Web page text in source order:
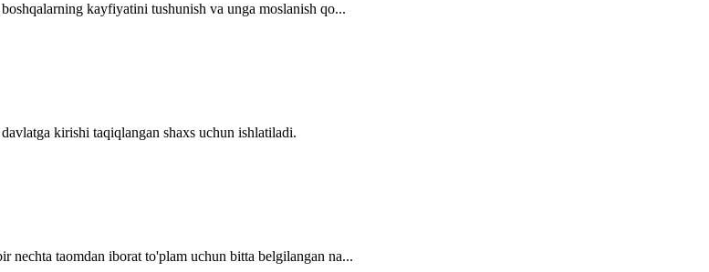
kayfiyatini tushunish va unga moslanish qo...
kirishi taqiqlangan shaxs uchun ishlatiladi.
nechta taomdan iborat to'plam uchun bitta belgilangan na...